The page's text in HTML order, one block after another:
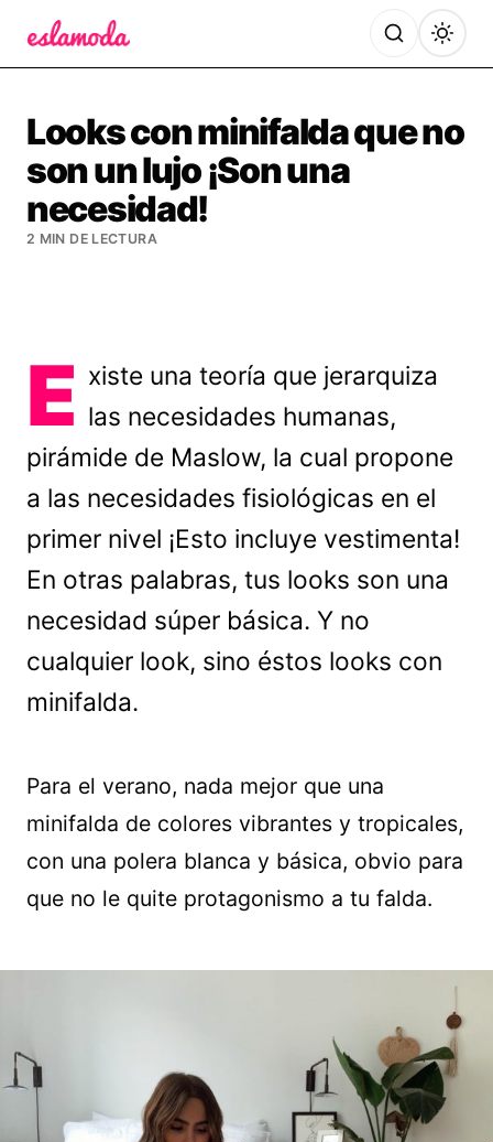
Looks con minifalda que no
son un lujo ¡Son una
necesidad!
2 MIN DE LECTURA
E xiste una teoría que jerarquiza
las necesidades humanas,
pirámide de Maslow, la cual propone
a las necesidades fisiológicas en el
primer nivel ¡Esto incluye vestimenta!
En otras palabras, tus looks son una
necesidad súper básica. Y no
cualquier look, sino éstos looks con
minifalda.
Para el verano, nada mejor que una
minifalda de colores vibrantes y tropicales,
con una polera blanca y básica, obvio para
que no le quite protagonismo a tu falda.